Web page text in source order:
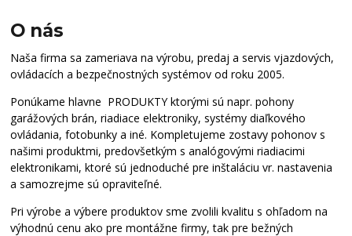
O nás
Naša firma sa zameriava na výrobu, predaj a servis vjazdových,
ovládacích a bezpečnostných systémov od roku 2005.
Ponúkame hlavne PRODUKTY ktorými sú napr. pohony
garážových brán, riadiace elektroniky, systémy diaľkového
ovládania, fotobunky a iné. Kompletujeme zostavy pohonov s
našimi produktmi, predovšetkým s analógovými riadiacimi
elektronikami, ktoré sú jednoduché pre inštaláciu vr. nastavenia
a samozrejme sú opraviteľné.
Pri výrobe a výbere produktov sme zvolili kvalitu s ohľadom na
výhodnú cenu ako pre montážne firmy, tak pre bežných